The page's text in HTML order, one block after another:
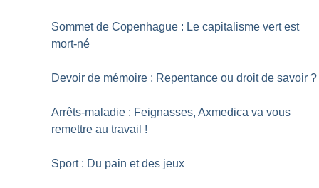
Sommet de Copenhague : Le capitalisme vert est
mort-né
Devoir de mémoire : Repentance ou droit de savoir ?
Arrêts-maladie : Feignasses, Axmedica va vous
remettre au travail !
Sport : Du pain et des jeux